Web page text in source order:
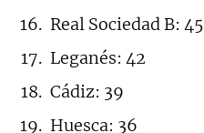
Real Sociedad B: 45
Leganés: 42
Cádiz: 39
Huesca: 36